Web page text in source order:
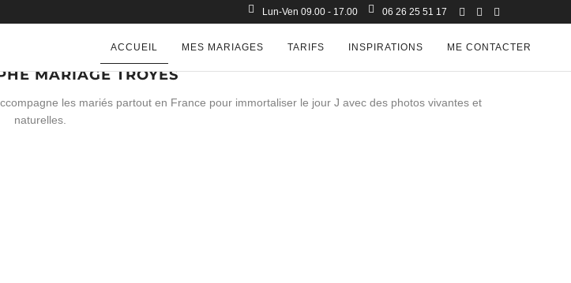
Lun-Ven 09.00 - 17.00 06 26 25 51 17
ACCUEIL MES MARIAGES TARIFS INSPIRATIONS ME CONTACTER
MARIAGE TROYES
les mariés partout en France pour immortaliser le jour J avec des photos vivantes et
naturelles.